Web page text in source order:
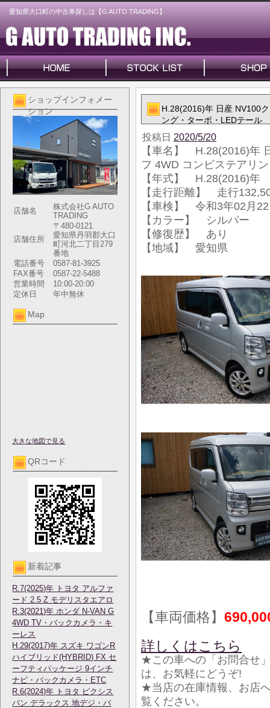
愛知県大口町の中古車探しは【G AUTO TRADING】
ショップインフォメー
ション
店舗名
株式会社G AUTO
TRADING
店舗住所
〒480-0121
愛知県丹羽郡大口
町河北二丁目279
番地
電話番号
0587-81-3925
FAX番号
0587-22-5488
営業時間
10:00-20:00
定休日
年中無休
Map
大きな地図で見る
QRコード
新着記事
R.7(2025)年 トヨタ アルファ
ード 2.5 Z モデリスタエアロ
R.3(2021)年 ホンダ N-VAN G
4WD TV・バックカメラ・キ
ーレス
H.29(2017)年 スズキ ワゴンR
ハイブリッド(HYBRID) FX セ
ーフティパッケージ 9インチ
ナビ・バックカメラ・ETC
R.6(2024)年 トヨタ ピクシス
バン デラックス 地デジ・バ
H.28(2016)年 日産 NV100
ング・ターボ・LEDテール
投稿日 2020/5/20
【車名】 H.28(2016)年
フ 4WD コンビステアリ
【年式】 H.28(2016)年
【走行距離】 走行
【車検】 令和3年02月
【カラー】 シルバー
【修復歴】 あり
【地域】 愛知県
【車両価格】
詳しくはこちら
★この車への「お問合せ
は、お気軽にどうぞ!
★当店の在庫情報、お店
覧ください。